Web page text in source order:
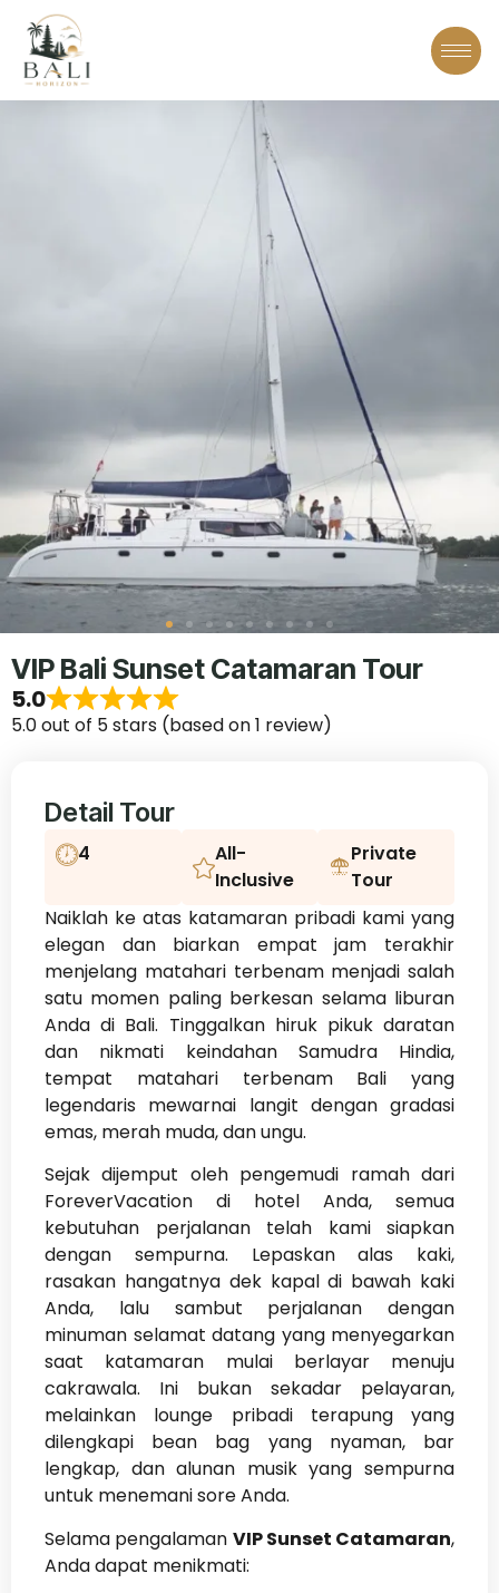
VIP Bali Sunset Catamaran Tour
5.0
5.0 out of 5 stars (based on 1 review)
Detail Tour
4
All-
Inclusive
Private
Tour
Naiklah ke atas katamaran pribadi kami yang
elegan dan biarkan empat jam terakhir
menjelang matahari terbenam menjadi salah
satu momen paling berkesan selama liburan
Anda di Bali. Tinggalkan hiruk pikuk daratan
dan nikmati keindahan Samudra Hindia,
tempat matahari terbenam Bali yang
legendaris mewarnai langit dengan gradasi
emas, merah muda, dan ungu.
Sejak dijemput oleh pengemudi ramah dari
ForeverVacation di hotel Anda, semua
kebutuhan perjalanan telah kami siapkan
dengan sempurna. Lepaskan alas kaki,
rasakan hangatnya dek kapal di bawah kaki
Anda, lalu sambut perjalanan dengan
minuman selamat datang yang menyegarkan
saat katamaran mulai berlayar menuju
cakrawala. Ini bukan sekadar pelayaran,
melainkan lounge pribadi terapung yang
dilengkapi bean bag yang nyaman, bar
lengkap, dan alunan musik yang sempurna
untuk menemani sore Anda.
Selama pengalaman VIP Sunset Catamaran,
Anda dapat menikmati: